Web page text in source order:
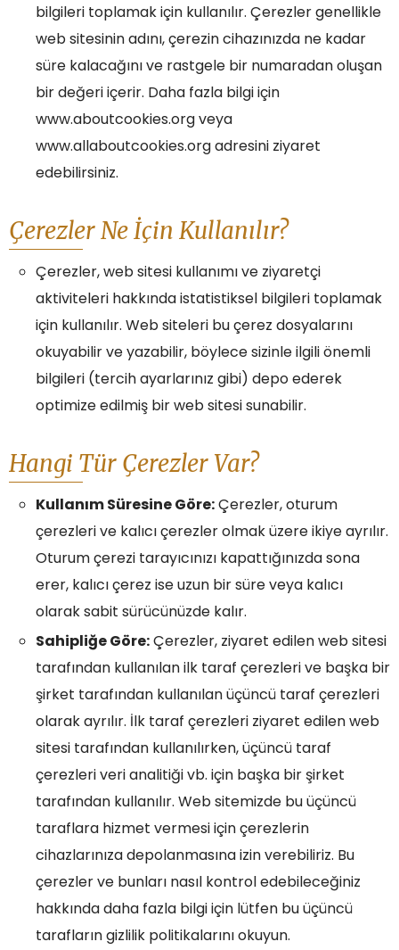
bilgileri toplamak için kullanılır. Çerezler genellikle
web sitesinin adını, çerezin cihazınızda ne kadar
süre kalacağını ve rastgele bir numaradan oluşan
bir değeri içerir. Daha fazla bilgi için
www.aboutcookies.org veya
www.allaboutcookies.org adresini ziyaret
edebilirsiniz.
Çerezler Ne İçin Kullanılır?
Çerezler, web sitesi kullanımı ve ziyaretçi
aktiviteleri hakkında istatistiksel bilgileri toplamak
için kullanılır. Web siteleri bu çerez dosyalarını
okuyabilir ve yazabilir, böylece sizinle ilgili önemli
bilgileri (tercih ayarlarınız gibi) depo ederek
optimize edilmiş bir web sitesi sunabilir.
Hangi Tür Çerezler Var?
Kullanım Süresine Göre:Çerezler, oturum
çerezleri ve kalıcı çerezler olmak üzere ikiye ayrılır.
Oturum çerezi tarayıcınızı kapattığınızda sona
erer, kalıcı çerez ise uzun bir süre veya kalıcı
olarak sabit sürücünüzde kalır.
Sahipliğe Göre:Çerezler, ziyaret edilen web sitesi
tarafından kullanılan ilk taraf çerezleri ve başka bir
şirket tarafından kullanılan üçüncü taraf çerezleri
olarak ayrılır. İlk taraf çerezleri ziyaret edilen web
sitesi tarafından kullanılırken, üçüncü taraf
çerezleri veri analitiği vb. için başka bir şirket
tarafından kullanılır. Web sitemizde bu üçüncü
taraflara hizmet vermesi için çerezlerin
cihazlarınıza depolanmasına izin verebiliriz. Bu
çerezler ve bunları nasıl kontrol edebileceğiniz
hakkında daha fazla bilgi için lütfen bu üçüncü
tarafların gizlilik politikalarını okuyun.